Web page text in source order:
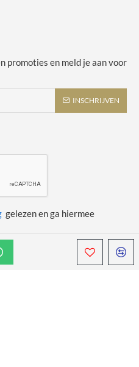
promoties en meld je aan voor
INSCHRIJVEN
gelezen en ga hiermee